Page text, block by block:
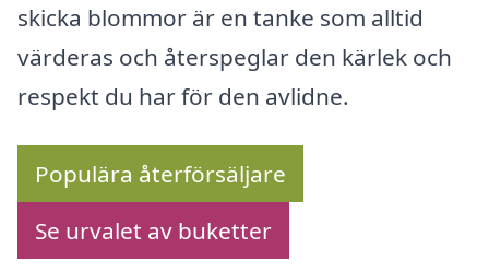
skicka blommor är en tanke som alltid
värderas och återspeglar den kärlek och
respekt du har för den avlidne.
Populära återförsäljare
Se urvalet av buketter